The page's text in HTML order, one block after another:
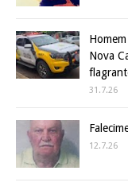
Nova
31.7.26
12.7.26